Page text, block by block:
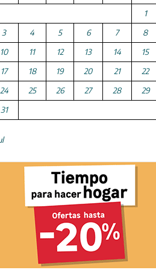
1
3
4 5 6 7 8
10
11 12 13 14 15
17
18 19 20 21 22
24
25 26 27 28 29
31